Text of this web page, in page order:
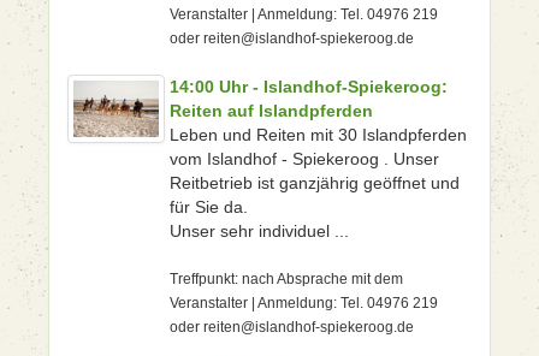
Veranstalter | Anmeldung: Tel. 04976 219
oder reiten@islandhof-spiekeroog.de
14:00 Uhr - Islandhof-Spiekeroog:
Reiten auf Islandpferden
Leben und Reiten mit 30 Islandpferden
vom Islandhof - Spiekeroog . Unser
Reitbetrieb ist ganzjährig geöffnet und
für Sie da.
Unser sehr individuel ...
Treffpunkt: nach Absprache mit dem
Veranstalter | Anmeldung: Tel. 04976 219
oder reiten@islandhof-spiekeroog.de